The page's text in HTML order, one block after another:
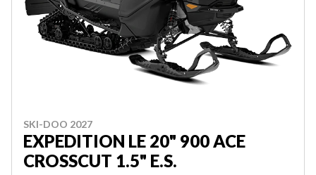
SKI-DOO 2027
EXPEDITION LE 20" 900 ACE
CROSSCUT 1.5" E.S.